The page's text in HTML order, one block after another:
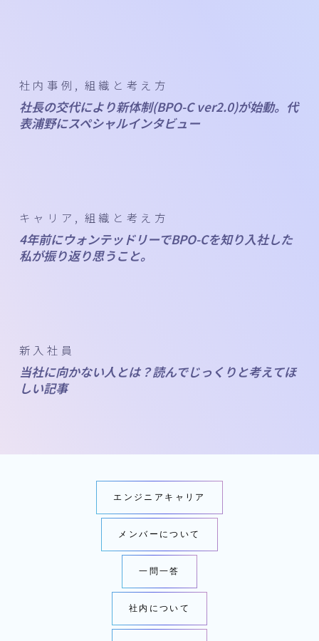
社内事例 組織と考え方
社長の交代により新体制(BPO-C ver2.0)が始動。代
表浦野にスペシャルインタビュー
キャリア 組織と考え方
4年前にウォンテッドリーでBPO-Cを知り入社した
私が振り返り思うこと。
新入社員
当社に向かない人とは？読んでじっくりと考えてほ
しい記事
エンジニアキャリア
メンバーについて
一問一答
社内について